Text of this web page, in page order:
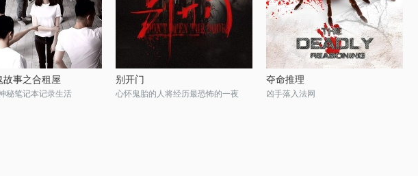
故事之合租屋
秘笔记本记录生活
别开门
心怀鬼胎的人将经历最恐怖的一夜
夺命推理
凶手落入法网